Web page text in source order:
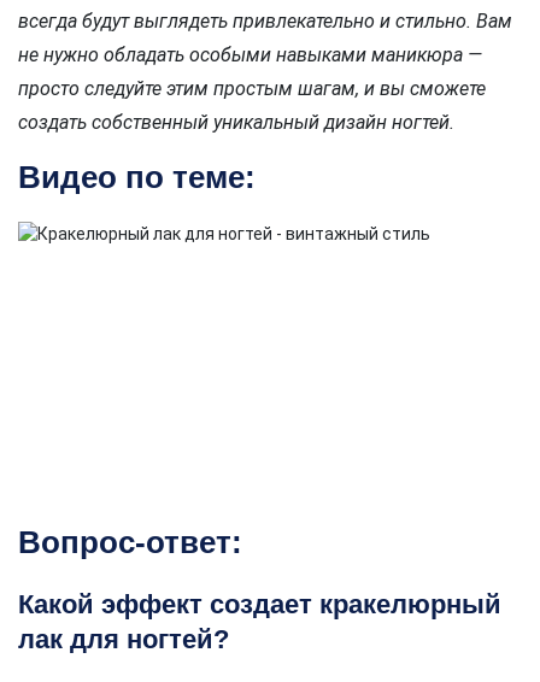
всегда будут выглядеть привлекательно и стильно. Вам
не нужно обладать особыми навыками маникюра —
просто следуйте этим простым шагам, и вы сможете
создать собственный уникальный дизайн ногтей.
Видео по теме:
Вопрос-ответ:
Какой эффект создает кракелюрный
лак для ногтей?